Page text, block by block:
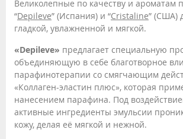
Великолепные по качеству и ароматам
“Depileve” (Испания) и “Cristaline” (США)
гладкой, увлажненной и мягкой.
«Depileve» предлагает специальную
объединяющую в себе благотворное
парафинотерапии со смягчающим
«Коллаген-эластин плюс», которая
нанесением парафина. Под
активные ингредиенты эмульсии
кожу, делая её мягкой и нежной.